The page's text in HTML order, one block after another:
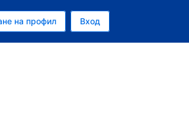
на профил Вход